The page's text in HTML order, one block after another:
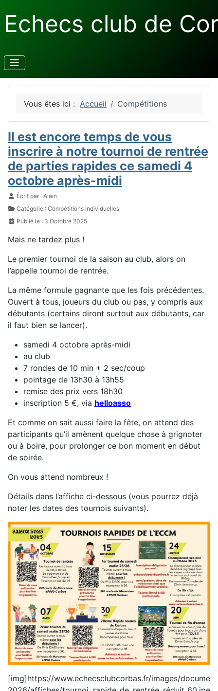
Echecs club de
Vous êtes ici : Accueil Compétitions
Il est encore temps de vous
inscrire à notre tournoi de rentrée
de parties rapides ce samedi 4
octobre après-midi
Détails
Écrit par : Alain
Catégorie : Compétitions individuelles
Publié le : 3 Octobre 2025
Mais ne tardez plus !
Le premier tournoi de la saison au club, alors on
l’appelle tournoi de rentrée.
La même formule gagnante que les fois précédentes.
Ouvert à tous, joueurs du club ou pas, y compris aux
débutants (certains diront surtout aux débutants, car
il faut bien se lancer).
samedi 4 octobre après-midi
au club
7 rondes de 10 min + 2 sec/coup
pointage de 13h30 à 13h55
remise des prix vers 18h30
inscription 5 €, via helloasso
Et comme on sait aussi faire la fête, on attend des
participants qu’il amènent quelque chose à grignoter
ou à boire, pour prolonger ce bon moment en début
de soirée.
On vous attend nombreux !
Détails dans l’affiche ci-dessous (vous pourrez déjà
noter les dates des tournois suivants).
[img]https://www.echecsclubcorbas.fr/images/